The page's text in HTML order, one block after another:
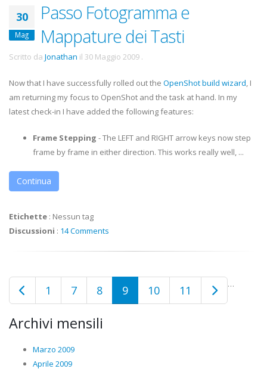
30
Mag
Passo Fotogramma e
Mappature dei Tasti
Scritto da Jonathan il 30 Maggio 2009 .
Now that I have successfully rolled out the OpenShot build wizard, I
am returning my focus to OpenShot and the task at hand. In my
latest check-in I have added the following features:
Frame Stepping - The LEFT and RIGHT arrow keys now step
frame by frame in either direction. This works really well, ...
Continua
Etichette : Nessun tag
Discussioni : 14 Comments
1 …
7 8 9 10 11
Archivi mensili
Marzo 2009
Aprile 2009